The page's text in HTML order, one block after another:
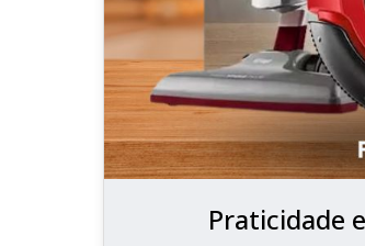
Praticidade